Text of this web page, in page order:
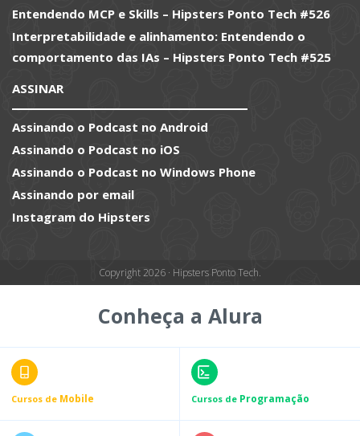
Entendendo MCP e Skills – Hipsters Ponto Tech #526
Interpretabilidade e alinhamento: Entendendo o
comportamento das IAs – Hipsters Ponto Tech #525
ASSINAR
Assinando o Podcast no Android
Assinando o Podcast no iOS
Assinando o Podcast no Windows Phone
Assinando por email
Instagram do Hipsters
Copyright 2026 · Hipsters Ponto Tech.
Conheça a Alura
Cursos de Mobile Cursos de Programação